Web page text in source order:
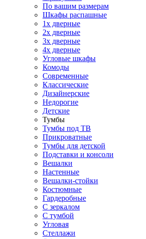
По вашим размерам
Шкафы распашные
1х дверные
2х дверные
3х дверные
4х дверные
Угловые шкафы
Комоды
Современные
Классические
Дизайнерские
Недорогие
Детские
Тумбы
Тумбы под ТВ
Прикроватные
Тумбы для детской
Подставки и консоли
Вешалки
Настенные
Вешалки-стойки
Костюмные
Гардеробные
С зеркалом
С тумбой
Угловая
Стеллажи